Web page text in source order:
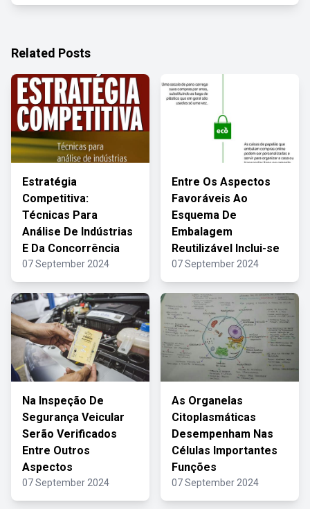
Related Posts
Estratégia
Competitiva:
Técnicas Para
Análise De Indústrias
E Da Concorrência
07 September 2024
Entre Os Aspectos
Favoráveis Ao
Esquema De
Embalagem
Reutilizável Inclui-se
07 September 2024
Na Inspeção De
Segurança Veicular
Serão Verificados
Entre Outros
Aspectos
07 September 2024
As Organelas
Citoplasmáticas
Desempenham Nas
Células Importantes
Funções
07 September 2024